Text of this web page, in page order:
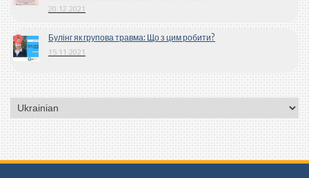
20.12.2021
Булінг як групова травма: Що з цим робити?
15.11.2021
Вибрати
мову